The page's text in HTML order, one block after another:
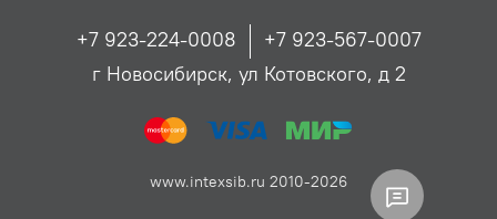
+7 923-224-0008
+7 923-567-0007
г Новосибирск, ул Котовского, д 2
www.intexsib.ru 2010-2026